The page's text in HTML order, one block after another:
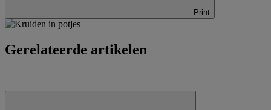
Print
Gerelateerde artikelen